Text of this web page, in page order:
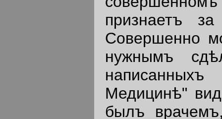
признаетъ
Совершенно
нужнымъ
Медицинѣ"
былъ